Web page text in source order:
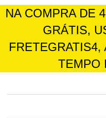
NA COMPRA DE
GRÁTIS,
TEMPO